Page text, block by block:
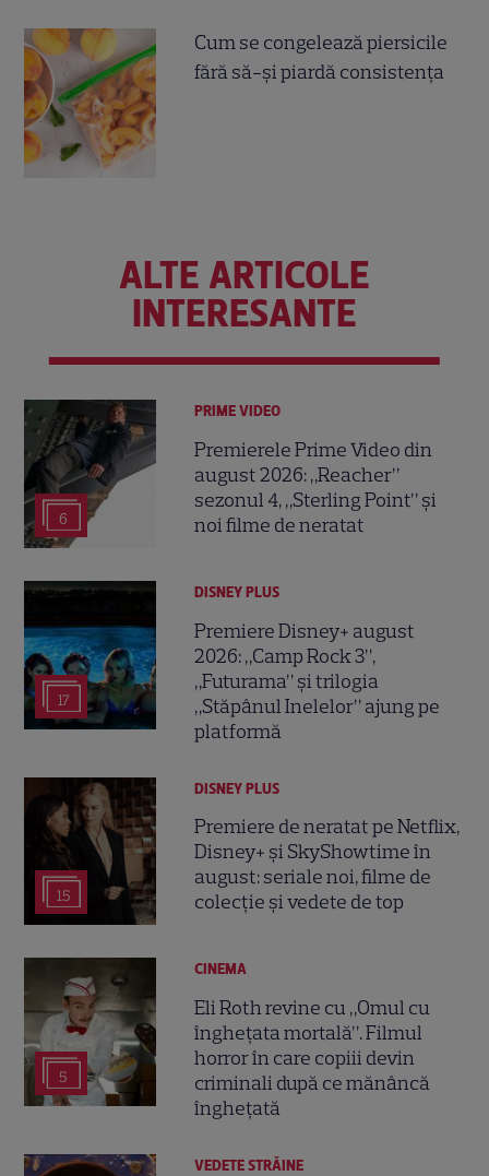
Cum se congelează piersicile
fără să-și piardă consistența
ALTE ARTICOLE
INTERESANTE
6
PRIME VIDEO
Premierele Prime Video din
august 2026: „Reacher”
sezonul 4, „Sterling Point” și
noi filme de neratat
17
DISNEY PLUS
Premiere Disney+ august
2026: „Camp Rock 3”,
„Futurama” și trilogia
„Stăpânul Inelelor” ajung pe
platformă
15
DISNEY PLUS
Premiere de neratat pe Netflix,
Disney+ și SkyShowtime în
august: seriale noi, filme de
colecție și vedete de top
5
CINEMA
Eli Roth revine cu „Omul cu
înghețata mortală”. Filmul
horror în care copiii devin
criminali după ce mănâncă
înghețată
VEDETE STRĂINE